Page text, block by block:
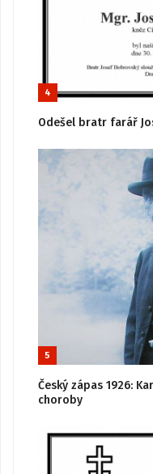
4
Odešel bratr farář
5
Český zápas 1926:
choroby